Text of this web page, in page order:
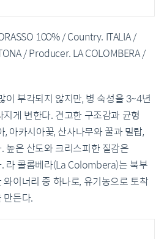
100% / Country. ITALIA /
/ Producer. LA COLOMBERA /
이 부각되지 않지만, 병 숙성을 3~4년
게 변한다. 견고한 구조감과 균형
, 아카시아꽃, 산사나무와 꿀과 밀랍,
높은 산도와 크리스피한 질감은
라 콜롬베라(La Colombera)는 북부
이너리 중 하나로, 유기농으로 토착
만든다.